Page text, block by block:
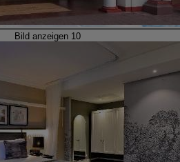
Bild anzeigen 10